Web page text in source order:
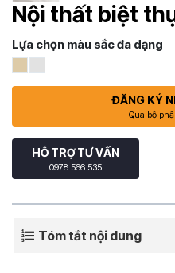
Nội thất biệt
Lựa chọn màu sắc đa dạng
ĐĂNG KÝ
Qua bộ
HỖ TRỢ TƯ VẤN
0978 566 535
Tóm tắt nội dung